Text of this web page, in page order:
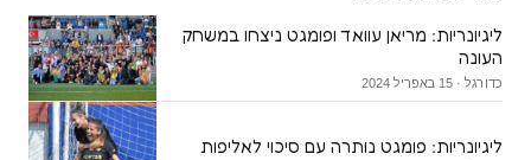
ליגיונריות: מריאן עוואד ופומגט ניצחו במשחק
העונה
כדורגל · 15 באפריל 2024
ליגיונריות: פומגט נותרה עם סיכוי לאליפות